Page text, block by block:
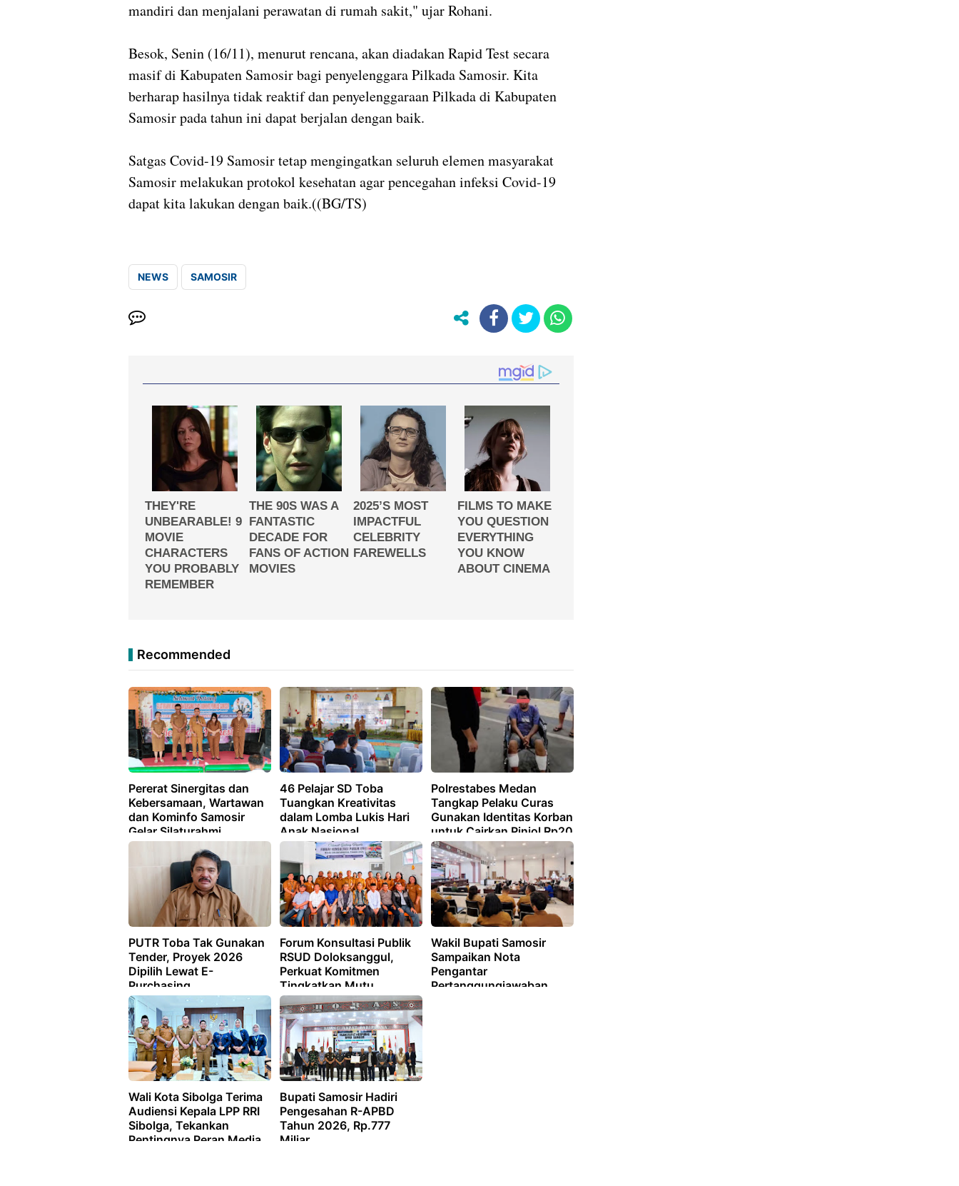
mandiri dan menjalani perawatan di rumah sakit," ujar Rohani.
Besok, Senin (16/11), menurut rencana, akan diadakan Rapid Test secara
masif di Kabupaten Samosir bagi penyelenggara Pilkada Samosir. Kita
berharap hasilnya tidak reaktif dan penyelenggaraan Pilkada di Kabupaten
Samosir pada tahun ini dapat berjalan dengan baik.
Satgas Covid-19 Samosir tetap mengingatkan seluruh elemen masyarakat
Samosir melakukan protokol kesehatan agar pencegahan infeksi Covid-19
dapat kita lakukan dengan baik.((BG/TS)
NEWS SAMOSIR
Recommended
Pererat Sinergitas dan
Kebersamaan, Wartawan
dan Kominfo Samosir
Gelar Silaturahmi
46 Pelajar SD Toba
Tuangkan Kreativitas
dalam Lomba Lukis Hari
Anak Nasional
Polrestabes Medan
Tangkap Pelaku Curas
Gunakan Identitas Korban
untuk Cairkan Pinjol Rp20
Juta
PUTR Toba Tak Gunakan
Tender, Proyek 2026
Dipilih Lewat E-
Purchasing
Forum Konsultasi Publik
RSUD Doloksanggul,
Perkuat Komitmen
Tingkatkan Mutu
Pelayanan Kesehatan
Wakil Bupati Samosir
Sampaikan Nota
Pengantar
Pertanggungjawaban
Wali Kota Sibolga Terima
Audiensi Kepala LPP RRI
Sibolga, Tekankan
Pentingnya Peran Media
Bupati Samosir Hadiri
Pengesahan R-APBD
Tahun 2026, Rp.777
Miliar